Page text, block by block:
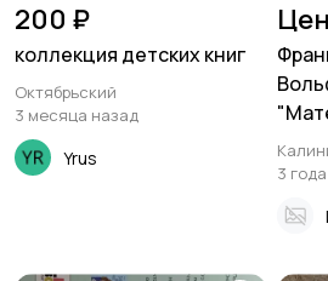
200 ₽
коллекция детских книг
Октябрьский
3 месяца назад
Yrus
3